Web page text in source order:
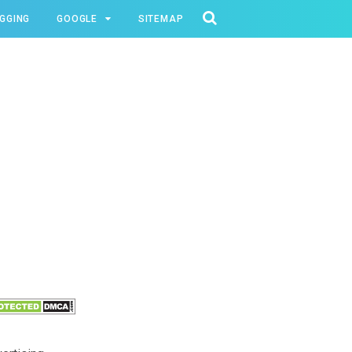
GOOGLE SITEMAP